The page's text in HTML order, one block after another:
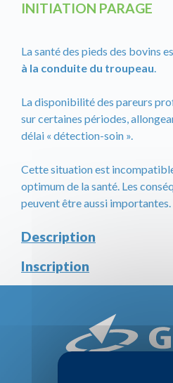
INITIATION PARAGE
La santé des pieds des bovins
à la conduite du troupeau.
La disponibilité des pareurs
sur certaines périodes,
délai « détection-soin ».
Cette situation est
optimum de la santé. Les
peuvent être aussi importantes.
Description
Inscription